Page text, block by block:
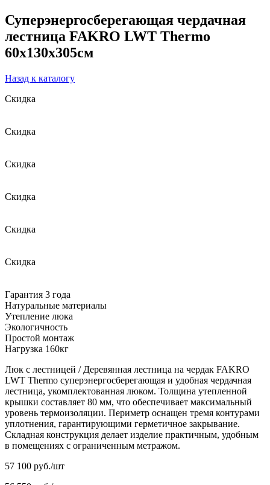
Суперэнергосберегающая чердачная
лестница FAKRO LWT Thermo
60х130х305см
Назад к каталогу
Скидка
Скидка
Скидка
Скидка
Скидка
Скидка
Гарантия 3 года
Натуральные материалы
Утепление люка
Экологичность
Простой монтаж
Нагрузка 160кг
Люк с лестницей / Деревянная лестница на чердак FAKRO
LWT Thermo суперэнергосберегающая и удобная чердачная
лестница, укомплектованная люком. Толщина утепленной
крышки составляет 80 мм, что обеспечивает максимальный
уровень термоизоляции. Периметр оснащен тремя контурами
уплотнения, гарантирующими герметичное закрывание.
Складная конструкция делает изделие практичным, удобным
в помещениях с ограниченным метражом.
57 100 руб./шт